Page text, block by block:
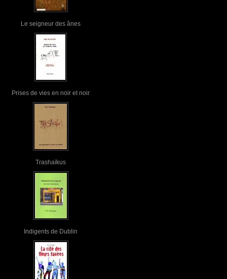
Le seigneur des ânes
Prises de vies en noir et noir
Trashaïkus
Indigents de Dublin